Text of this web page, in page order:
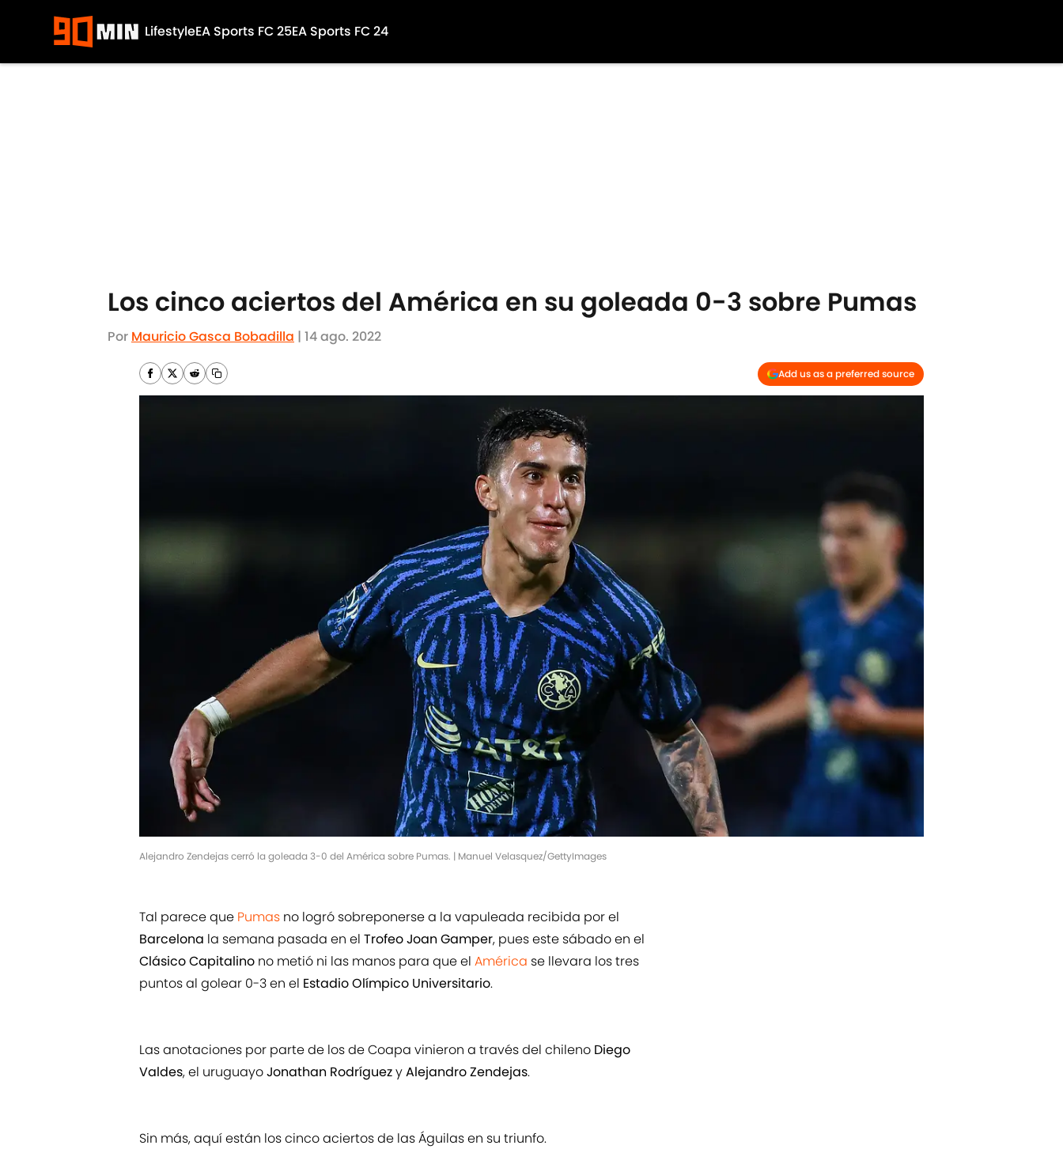
LifestyleEA Sports FC 25EA Sports FC 24
Los cinco aciertos del América en su goleada 0-3 sobre Pumas
Por Mauricio Gasca Bobadilla | 14 ago. 2022
Add us as a preferred source
Alejandro Zendejas cerró la goleada 3-0 del América sobre Pumas. | Manuel Velasquez/GettyImages
Tal parece que Pumas no logró sobreponerse a la vapuleada recibida por el
Barcelona la semana pasada en el Trofeo Joan Gamper, pues este sábado en el
Clásico Capitalino no metió ni las manos para que el América se llevara los tres
puntos al golear 0-3 en el Estadio Olímpico Universitario.
Las anotaciones por parte de los de Coapa vinieron a través del chileno Diego
Valdes, el uruguayoJonathan RodríguezyAlejandro Zendejas.
Sin más, aquí están los cinco aciertos de las Águilas en su triunfo.